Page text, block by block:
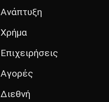
Ανάπτυξη
Χρήμα
Επιχειρήσεις
Αγορές
Διεθνή